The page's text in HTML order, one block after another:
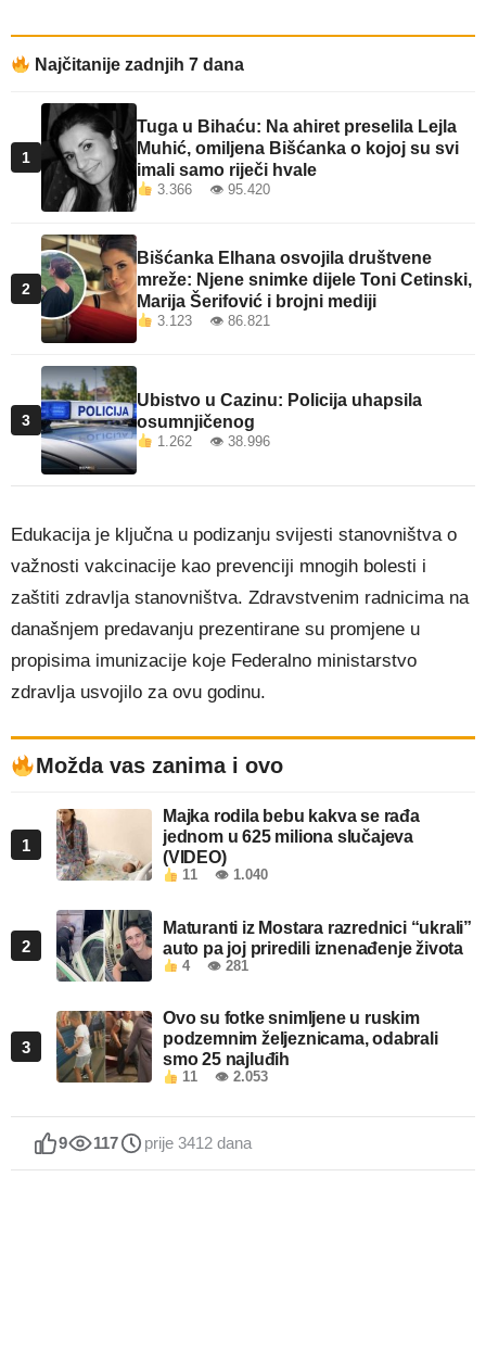
Najčitanije zadnjih 7 dana
1
Tuga u Bihaću: Na ahiret preselila Lejla
Muhić, omiljena Bišćanka o kojoj su svi
imali samo riječi hvale
3.366 👁 95.420
2
Bišćanka Elhana osvojila društvene
mreže: Njene snimke dijele Toni Cetinski,
Marija Šerifović i brojni mediji
3.123 👁 86.821
3
Ubistvo u Cazinu: Policija uhapsila
osumnjičenog
1.262 👁 38.996
Edukacija je ključna u podizanju svijesti stanovništva o
važnosti vakcinacije kao prevenciji mnogih bolesti i
zaštiti zdravlja stanovništva. Zdravstvenim radnicima na
današnjem predavanju prezentirane su promjene u
propisima imunizacije koje Federalno ministarstvo
zdravlja usvojilo za ovu godinu.
Možda vas zanima i ovo
1
Majka rodila bebu kakva se rađa
jednom u 625 miliona slučajeva
(VIDEO)
11 👁 1.040
2
Maturanti iz Mostara razrednici “ukrali”
auto pa joj priredili iznenađenje života
4 👁 281
3
Ovo su fotke snimljene u ruskim
podzemnim željeznicama, odabrali
smo 25 najluđih
11 👁 2.053
9 117 prije 3412 dana